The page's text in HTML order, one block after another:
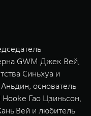
GWM Джек Вей,
Синьхуа и
основатель
Гао Цзиньсон,
Вей и любитель